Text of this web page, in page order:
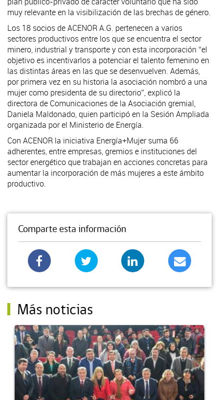
muy relevante en la visibilización de las brechas de género.
Los 18 socios de ACENOR A.G. pertenecen a varios
sectores productivos entre los que se encuentra el sector
minero, industrial y transporte y con esta incorporación “el
objetivo es incentivarlos a potenciar el talento femenino en
las distintas áreas en las que se desenvuelven. Además,
por primera vez en su historia la asociación nombró a una
mujer como presidenta de su directorio”, explicó la
directora de Comunicaciones de la Asociación gremial,
Daniela Maldonado, quien participó en la Sesión Ampliada
organizada por el Ministerio de Energía.
Con ACENOR la iniciativa Energía+Mujer suma 66
adherentes, entre empresas, gremios e instituciones del
sector energético que trabajan en acciones concretas para
aumentar la incorporación de más mujeres a este ámbito
productivo.
Comparte esta información
Más noticias